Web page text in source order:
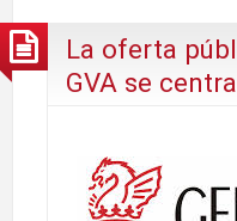
La oferta
GVA se